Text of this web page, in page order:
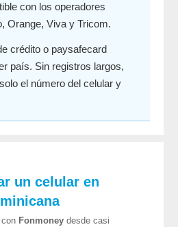
con los operadores
Orange, Viva y Tricom.
crédito o paysafecard
país. Sin registros largos,
el número del celular y
un celular en
Fonmoney desde casi